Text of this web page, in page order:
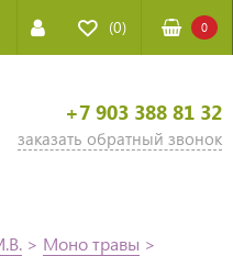
(0) 0
+7 903 388 81 32
заказать обратный звонок
> Моно травы >